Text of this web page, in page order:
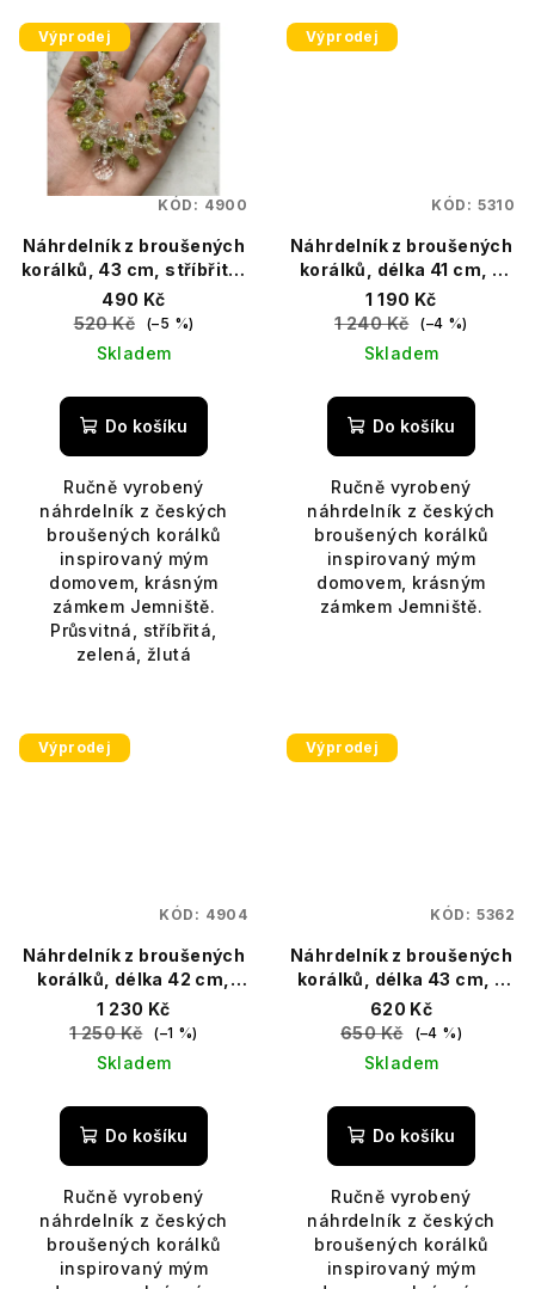
Výprodej
Náhrdelník z broušených
korálků, 43 cm, stříbřitá,
zelená, žlutá
490 Kč
520 Kč
(–5 %)
Skladem
Do košíku
Ručně vyrobený
náhrdelník z českých
broušených korálků
inspirovaný mým
domovem, krásným
zámkem Jemniště.
Průsvitná, stříbřitá,
zelená, žlutá
KÓD: 4900
Výprodej
Náhrdelník z broušených
korálků, délka 41 cm, s
prodlužovacím řetízkem
1 190 Kč
1 240 Kč
(–4 %)
Skladem
Do košíku
Ručně vyrobený
náhrdelník z českých
broušených korálků
inspirovaný mým
domovem, krásným
zámkem Jemniště.
KÓD: 5310
Výprodej
Náhrdelník z broušených
korálků, délka 42 cm,
ruční výroba, Jemniště
1 230 Kč
1 250 Kč
(–1 %)
Skladem
Do košíku
Ručně vyrobený
náhrdelník z českých
broušených korálků
inspirovaný mým
KÓD: 4904
Výprodej
Náhrdelník z broušených
korálků, délka 43 cm, s
prodlužovacím řetízkem
620 Kč
650 Kč
(–4 %)
Skladem
Do košíku
Ručně vyrobený
náhrdelník z českých
broušených korálků
inspirovaný mým
KÓD: 5362